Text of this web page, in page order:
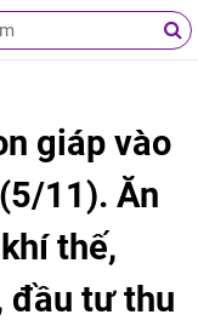
giáp vào
11). Ăn
thế,
đầu tư thu